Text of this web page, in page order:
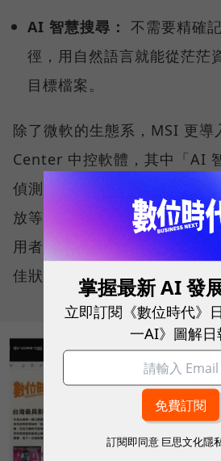
AI 智慧搜尋： 不需要精確
徑，用自然語言就能從茫茫
目標檔案。
除了微軟的生態系，MSI 更導
Center 中控軟體，其中「AI
偵測使用情境（如視訊會議、
放等），主動調節各項硬體設
用者無需動手調整參數，系統
佳狀態。
掌握最新 AI 發
立即訂閱《數位時代》
一AI》圖解日
訂閱即同意 巨思文化隱